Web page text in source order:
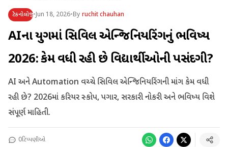
ટેકનોલોજી • Jun 18, 2026•By ruchit chauhan
AIના યુગમાં સિવિલ એન્જિનિયરિંગનું ભવિષ્ય
2026: કેમ વધી રહી છે વિદ્યાર્થીઓની પસંદગી?
AI અને Automation વચ્ચે સિવિલ એન્જિનિયરિંગની માંગ કેમ વધી
રહી છે? 2026માં કરિયર સ્કોપ, પગાર, સરકારી નોકરી અને ભવિષ્ય વિશે
સંપૂર્ણ માહિતી.
0ટિપ્પણીઓ